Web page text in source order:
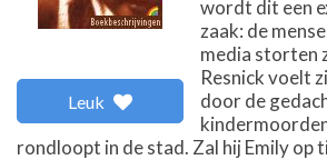
Leuk
wordt dit een
zaak: de
media storten
Resnick voelt
door de
rondloopt in de stad. Zal hij Emily op